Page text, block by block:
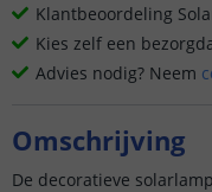
Klantbeoordeling
Kies zelf een
Advies nodig? Neem
Omschrijving
De decoratieve